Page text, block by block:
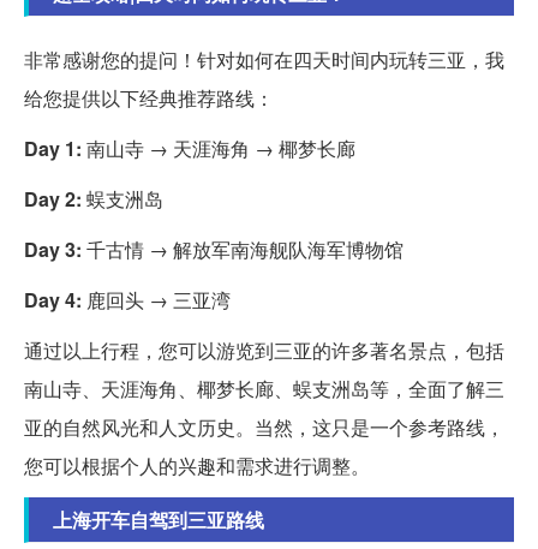
非常感谢您的提问！针对如何在四天时间内玩转三亚，我
给您提供以下经典推荐路线：
Day 1: 南山寺 → 天涯海角 → 椰梦长廊
Day 2: 蜈支洲岛
Day 3: 千古情 → 解放军南海舰队海军博物馆
Day 4: 鹿回头 → 三亚湾
通过以上行程，您可以游览到三亚的许多著名景点，包括
南山寺、天涯海角、椰梦长廊、蜈支洲岛等，全面了解三
亚的自然风光和人文历史。当然，这只是一个参考路线，
您可以根据个人的兴趣和需求进行调整。
上海开车自驾到三亚路线